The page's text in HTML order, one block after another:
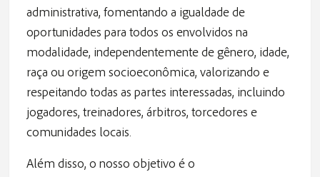
administrativa, fomentando a igualdade de
oportunidades para todos os envolvidos na
modalidade, independentemente de gênero, idade,
raça ou origem socioeconômica, valorizando e
respeitando todas as partes interessadas, incluindo
jogadores, treinadores, árbitros, torcedores e
comunidades locais.
Além disso, o nosso objetivo é o